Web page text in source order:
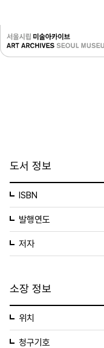
도서 정보
ISBN
발행연도
저자
소장 정보
위치
청구기호